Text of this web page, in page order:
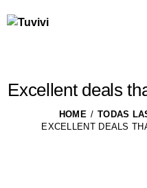
Excellent deals
HOME TODAS
EXCELLENT DEALS